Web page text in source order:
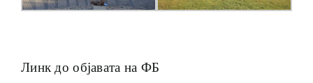
Линк до објавата на ФБ